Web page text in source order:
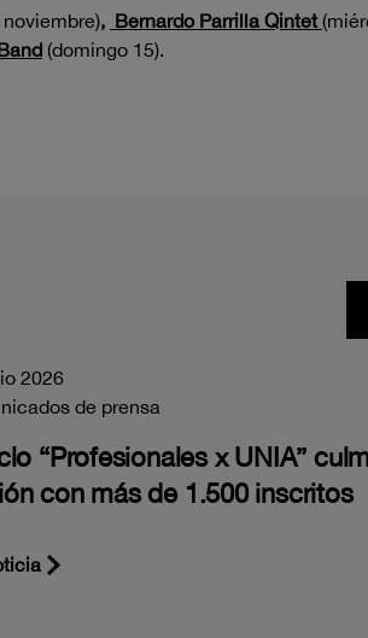
, Bernardo Parrilla Qintet
(domingo 15).
2026
de prensa
“Profesionales x UNIA”
con más de 1.500 inscritos